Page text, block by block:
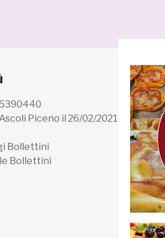
Piceno il 26/02/2021 n. 199/2021
Bollettini
Bollettini